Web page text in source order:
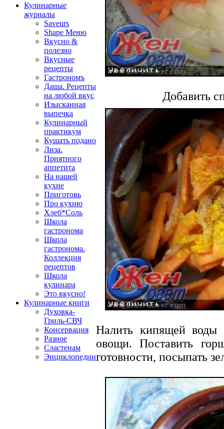
Кулинарные
журналы
Saveurs
Shape Меню
Вкусно &
полезно
Вкусные
рецепты
Гастрономъ
Даша. Рецепты
на любой вкус
Изысканная
выпечка
Кулинарный
практикум
Кушать подано
Лиза.
Приятного
аппетита
На нашей
кухне
Приготовь
Про кухню
Хлеб*Соль
Школа
гастронома
Школа
гастронома.
Коллекция
рецептов
Школа
кулинара
Это вкусно!
Кулинарные книги
Духовка-
Гриль-СВЧ
Консервация
Разное
Сластенам
Энциклопедии
Добавить
Налить кипящей воды
овощи. Поставить
готовности, посыпать